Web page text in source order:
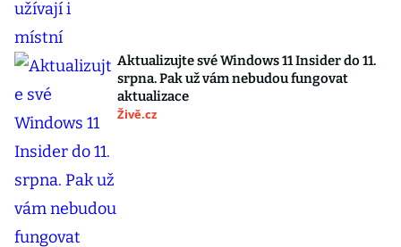
Aktualizujte své Windows 11 Insider do 11.
srpna. Pak už vám nebudou fungovat
aktualizace
Živě.cz